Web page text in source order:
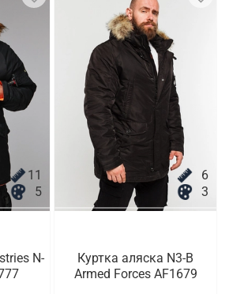
11
5
N-
6
3
Куртка аляска N3-B
Armed Forces AF1679